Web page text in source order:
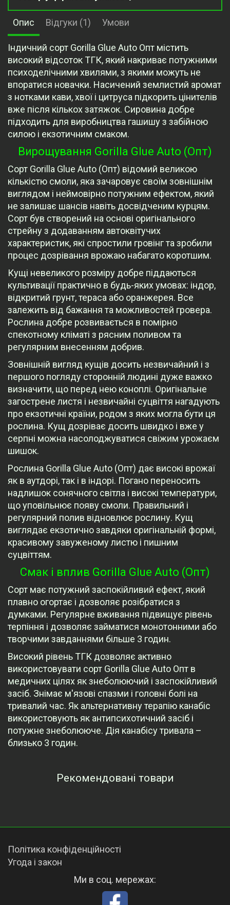
Опис Відгуки (1) Умови
Індичний сорт Gorilla Glue Auto Опт містить
високий відсоток ТГК, який накриває потужними
психоделічними хвилями, з якими можуть не
впоратися новачки. Насичений землистий аромат
з нотками кави, хвої і цитруса підкорить цінителів
вже після кількох затяжок. Сировина добре
підходить для виробництва гашишу з забійною
силою і екзотичним смаком.
Вирощування Gorilla Glue Auto (Опт)
Сорт Gorilla Glue Auto (Опт) відомий великою
кількістю смоли, яка зачаровує своїм зовнішнім
виглядом і неймовірно потужним ефектом, який
не залишає шансів навіть досвідченим курцям.
Сорт був створений на основі оригінального
стрейну з додаванням автоквітучих
характеристик, які спростили гровінг та зробили
процес дозрівання врожаю набагато коротшим.
Кущі невеликого розміру добре піддаються
культивації практично в будь-яких умовах: індор,
відкритий грунт, тераса або оранжерея. Все
залежить від бажання та можливостей гровера.
Рослина добре розвивається в помірно
спекотному кліматі з рясним поливом та
регулярним внесенням добрив.
Зовнішній вигляд кущів досить незвичайний і з
першого погляду сторонній людині дуже важко
визначити, що перед нею коноплі. Оригінальне
загострене листя і незвичайні суцвіття нагадують
про екзотичні країни, родом з яких могла бути ця
рослина. Кущ дозріває досить швидко і вже у
серпні можна насолоджуватися свіжим урожаєм
шишок.
Рослина Gorilla Glue Auto (Опт) дає високі врожаї
як в аутдорі, так і в індорі. Погано переносить
надлишок сонячного світла і високі температури,
що уповільнює появу смоли. Правильний і
регулярний полив відновлює рослину. Кущ
виглядає екзотично завдяки оригінальній формі,
красивому завуженому листю і пишним
суцвіттям.
Смак і вплив Gorilla Glue Auto (Опт)
Сорт має потужний заспокійливий ефект, який
плавно огортає і дозволяє розібратися з
думками. Регулярне вживання підвищує рівень
терпіння і дозволяє займатися монотонними або
творчими завданнями більше 3 годин.
Високий рівень ТГК дозволяє активно
використовувати сорт Gorilla Glue Auto Опт в
медичних цілях як знеболюючий і заспокійливий
засіб. Знімає м'язові спазми і головні болі на
тривалий час. Як альтернативну терапію канабіс
використовують як антипсихотичний засіб і
потужне знеболююче. Дія канабісу тривала –
близько 3 годин.
Рекомендовані товари
Політика конфіденційності
Угода і закон
Ми в соц. мережах: